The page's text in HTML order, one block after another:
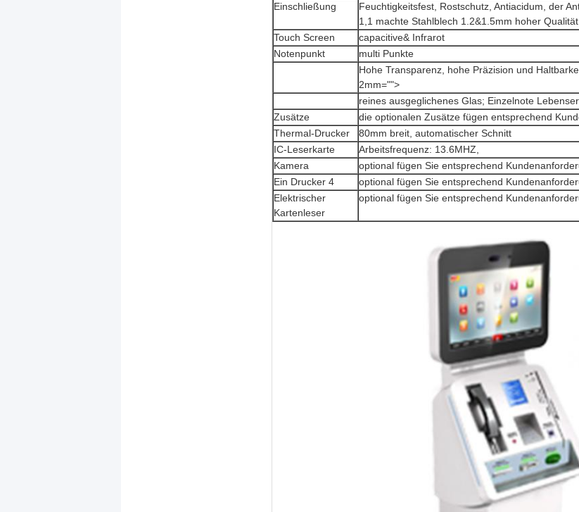
Einschließung
Feuchtigkeitsfest, Rostschutz, Antiacidum, der
1,1 machte Stahlblech 1.2&1.5mm hoher
Touch Screen
capacitive& Infrarot
Notenpunkt
multi Punkte
Hohe Transparenz, hohe Präzision und
2mm="">
reines ausgeglichenes Glas; Einzelnote
Zusätze
die optionalen Zusätze fügen entsprechend
Thermal-Drucker
80mm breit, automatischer Schnitt
IC-Leserkarte
Arbeitsfrequenz: 13.6MHZ,
Kamera
optional fügen Sie entsprechend
Ein Drucker 4
optional fügen Sie entsprechend
Elektrischer
Kartenleser
optional fügen Sie entsprechend